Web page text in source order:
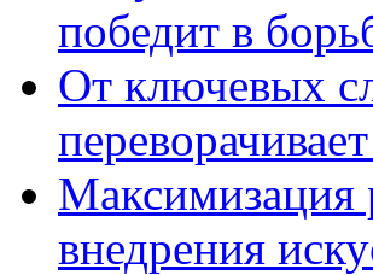
победит в
От ключевых
Максимизация
внедрения